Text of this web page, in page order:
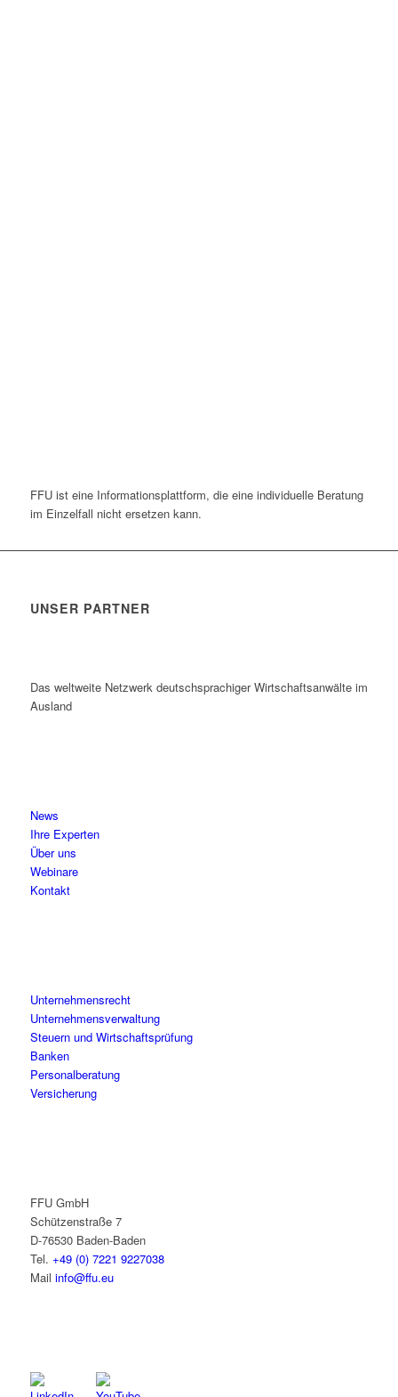
FFU ist eine Informationsplattform, die eine individuelle Beratung
im Einzelfall nicht ersetzen kann.
UNSER PARTNER
Das weltweite Netzwerk deutschsprachiger Wirtschaftsanwälte im
Ausland
News
Ihre Experten
Über uns
Webinare
Kontakt
Unternehmensrecht
Unternehmensverwaltung
Steuern und Wirtschaftsprüfung
Banken
Personalberatung
Versicherung
FFU GmbH
Schützenstraße 7
D-76530 Baden-Baden
Tel. +49 (0) 7221 9227038
Mail info@ffu.eu